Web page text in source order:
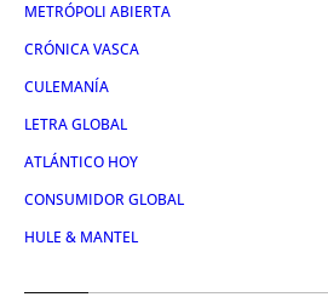
METRÓPOLI ABIERTA
CRÓNICA VASCA
CULEMANÍA
LETRA GLOBAL
ATLÁNTICO HOY
CONSUMIDOR GLOBAL
HULE & MANTEL